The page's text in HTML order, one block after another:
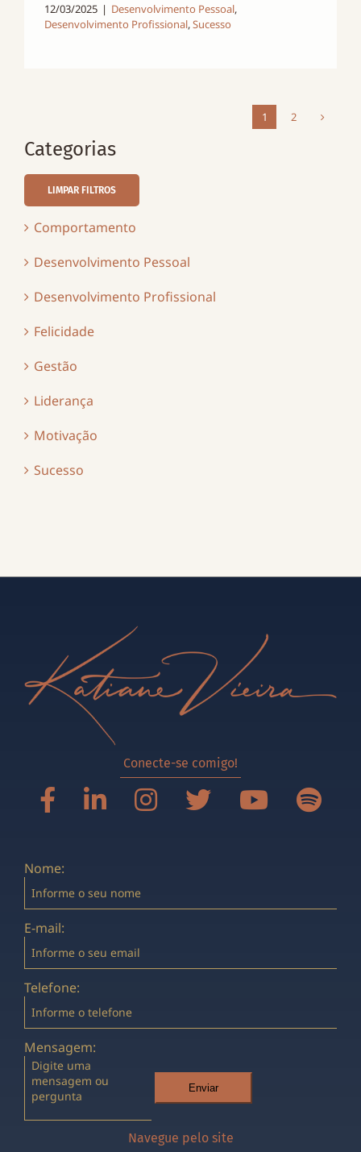
12/03/2025 | Desenvolvimento Pessoal,
Desenvolvimento Profissional,Sucesso
1 2
Categorias
LIMPAR FILTROS
Comportamento
Desenvolvimento Pessoal
Desenvolvimento Profissional
Felicidade
Gestão
Liderança
Motivação
Sucesso
Conecte-se comigo!
Nome:
E-mail:
Telefone:
Mensagem:
Enviar
Navegue pelo site